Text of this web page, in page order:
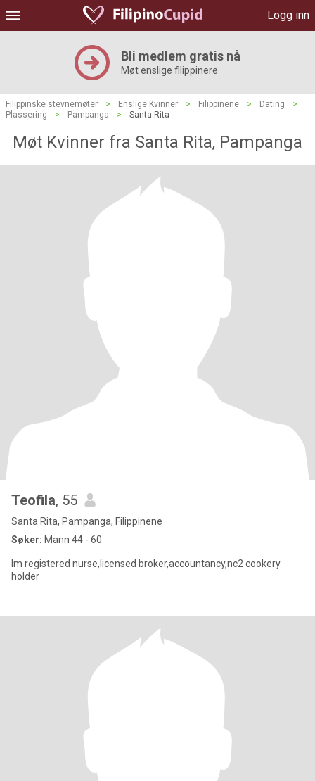
Logg inn
Bli medlem gratis nå
Møt enslige filippinere
Filippinske stevnemøter > Enslige Kvinner > Filippinene > Dating
>
Plassering
> Pampanga > Santa Rita
Møt Kvinner fra Santa Rita, Pampanga
Teofila, 55
Santa Rita, Pampanga, Filippinene
Søker: Mann 44 - 60
Im registered nurse,licensed broker,accountancy,nc2 cookery
holder